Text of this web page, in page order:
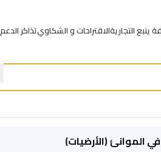
ينبع التجاريةالاقتراحات و الشكاويتذاكر الدعم
الموانئ (الأرضيات)